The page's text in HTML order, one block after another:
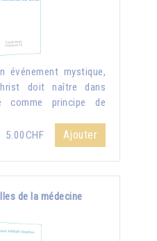
événement mystique,
doit naître dans
comme principe de
5.00CHF
Ajouter
de la médecine